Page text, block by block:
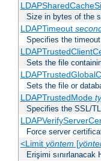
Size in bytes of the
LDAPTimeout
Specifies the
Sets the file
Sets the file or
LDAPTrustedMode
Specifies the SSL/
Force server
<Limit yöntem [
Erişimi sınırlanacak